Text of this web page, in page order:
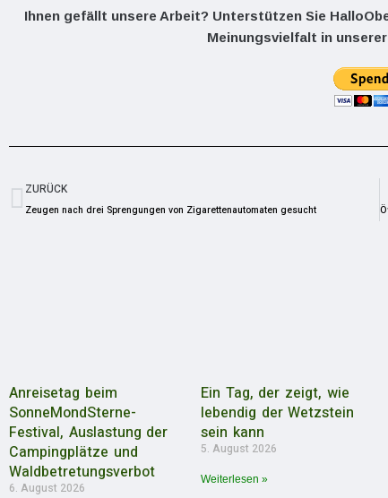
Ihnen gefällt unsere Arbeit? Unterstützen Sie
Meinungsvielfalt in
ZURÜCK
Zeugen nach drei Sprengungen von Zigarettenautomaten gesucht
Anreisetag beim
SonneMondSterne-
Festival, Auslastung der
Campingplätze und
Waldbetretungsverbot
6. August 2026
Ein Tag, der zeigt, wie
lebendig der Wetzstein
sein kann
5. August 2026
Weiterlesen »